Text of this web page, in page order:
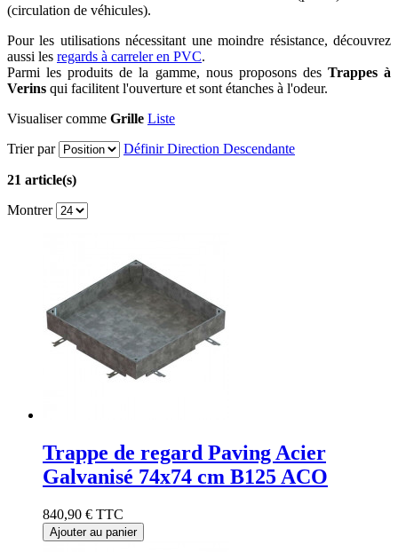
(circulation de véhicules).
Pour les utilisations nécessitant une moindre résistance, découvrez
aussi les regards à carreler en PVC.
Parmi les produits de la gamme, nous proposons des Trappes à
Verins qui facilitent l'ouverture et sont étanches à l'odeur.
Visualiser comme Grille Liste
Trier par
Définir Direction Descendante
21 article(s)
Montrer
Trappe de regard Paving Acier
Galvanisé 74x74 cm B125 ACO
840,90 € TTC
Ajouter au panier